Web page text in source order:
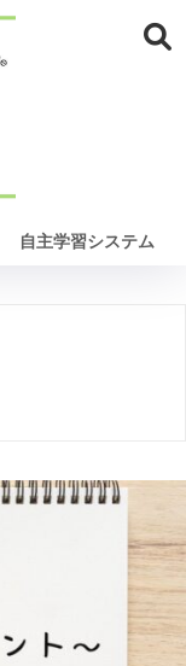
自主学習システム